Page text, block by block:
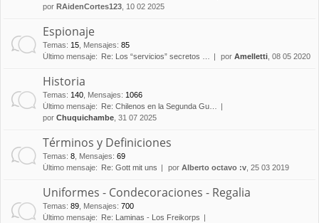
por RAidenCortes123 , 10 02 2025
Espionaje
Temas: 15 Mensajes: 85
Último mensaje:
Re: Los “servicios” secretos … por Amelletti , 08 05 2020
Historia
Temas: 140 Mensajes: 1066
Último mensaje:
Re: Chilenos en la Segunda Gu…
por Chuquichambe , 31 07 2025
Términos y Definiciones
Temas: 8 Mensajes: 69
Último mensaje:
Re: Gott mit uns por Alberto octavo :v , 25 03 2019
Uniformes - Condecoraciones - Regalia
Temas: 89 Mensajes: 700
Último mensaje:
Re: Laminas - Los Freikorps